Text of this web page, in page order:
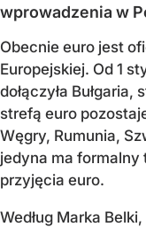
wprowadzenia w
Obecnie euro jest
Europejskiej. Od 1
dołączyła Bułgaria,
strefą euro
Węgry, Rumunia,
jedyna ma
przyjęcia euro.
Według Marka